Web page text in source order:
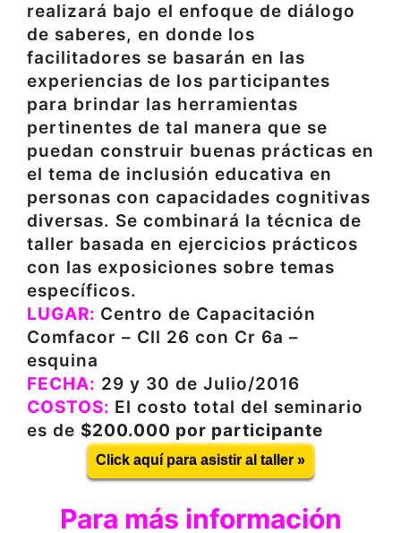
realizará bajo el enfoque de diálogo
de saberes, en donde los
facilitadores se basarán en las
experiencias de los participantes
para brindar las herramientas
pertinentes de tal manera que se
puedan construir buenas prácticas en
el tema de inclusión educativa en
personas con capacidades cognitivas
diversas. Se combinará la técnica de
taller basada en ejercicios prácticos
con las exposiciones sobre temas
específicos.
LUGAR: Centro de Capacitación
Comfacor – Cll 26 con Cr 6a –
esquina
FECHA: 29 y 30 de Julio/2016
COSTOS: El costo total del seminario
es de $200.000 por participante
Click aquí para asistir al taller »
Para más información